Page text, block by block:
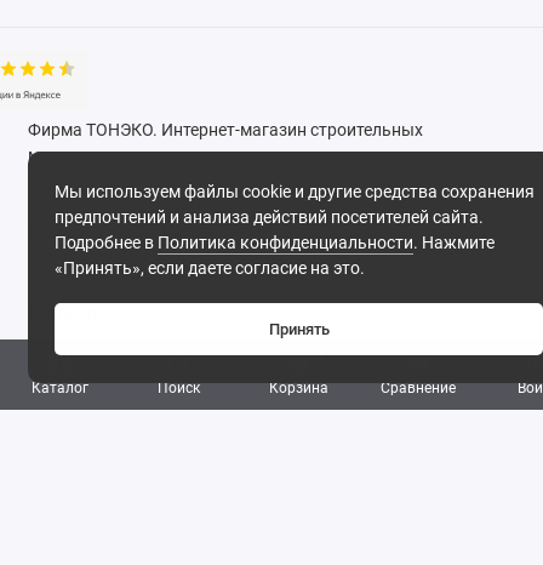
Каталог Поиск Корзина
0
Сравнение
Мы используем файлы cookie и другие средства сохранения
предпочтений и анализа действий посетителей сайта.
Подробнее в Политика конфиденциальности. Нажмите
«Принять», если даете согласие на это.
Принять
Фирма ТОНЭКО. Интернет-магазин строительных
материалов.
2026
Поддержка
8 (495) 142-53-32
8 (977) 844-53-32